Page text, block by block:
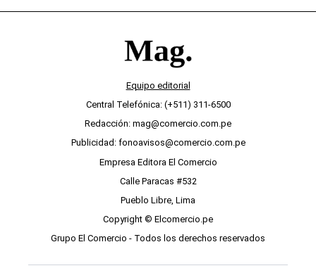
Equipo editorial
Central Telefónica: (+511) 311-6500
Redacción: mag@comercio.com.pe
Publicidad: fonoavisos@comercio.com.pe
Empresa Editora El Comercio
Calle Paracas #532
Pueblo Libre, Lima
Copyright © Elcomercio.pe
Grupo El Comercio - Todos los derechos reservados